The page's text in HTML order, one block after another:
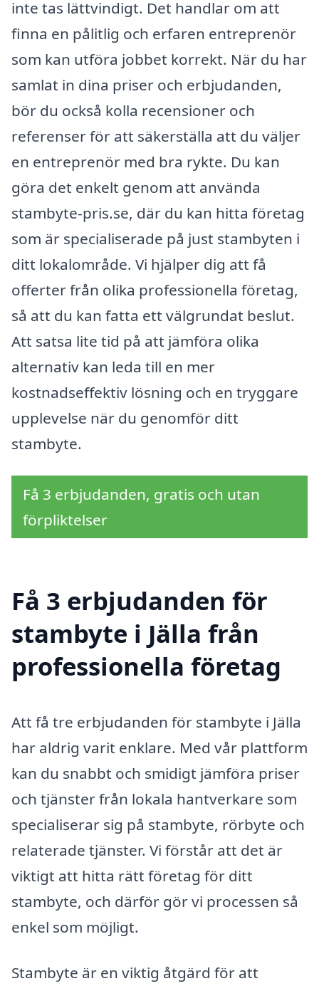
inte tas lättvindigt. Det handlar om att
finna en pålitlig och erfaren entreprenör
som kan utföra jobbet korrekt. När du har
samlat in dina priser och erbjudanden,
bör du också kolla recensioner och
referenser för att säkerställa att du väljer
en entreprenör med bra rykte. Du kan
göra det enkelt genom att använda
stambyte-pris.se, där du kan hitta företag
som är specialiserade på just stambyten i
ditt lokalområde. Vi hjälper dig att få
offerter från olika professionella företag,
så att du kan fatta ett välgrundat beslut.
Att satsa lite tid på att jämföra olika
alternativ kan leda till en mer
kostnadseffektiv lösning och en tryggare
upplevelse när du genomför ditt
stambyte.
Få 3 erbjudanden, gratis och utan
förpliktelser
Få 3 erbjudanden för
stambyte i Jälla från
professionella företag
Att få tre erbjudanden för stambyte i Jälla
har aldrig varit enklare. Med vår plattform
kan du snabbt och smidigt jämföra priser
och tjänster från lokala hantverkare som
specialiserar sig på stambyte, rörbyte och
relaterade tjänster. Vi förstår att det är
viktigt att hitta rätt företag för ditt
stambyte, och därför gör vi processen så
enkel som möjligt.
Stambyte är en viktig åtgärd för att